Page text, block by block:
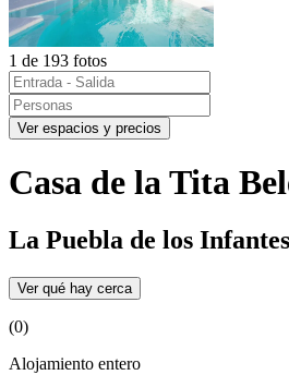
1 de 193 fotos
Ver espacios y precios
Casa de la Tita
La Puebla de los
Ver qué hay cerca
(0)
Alojamiento entero